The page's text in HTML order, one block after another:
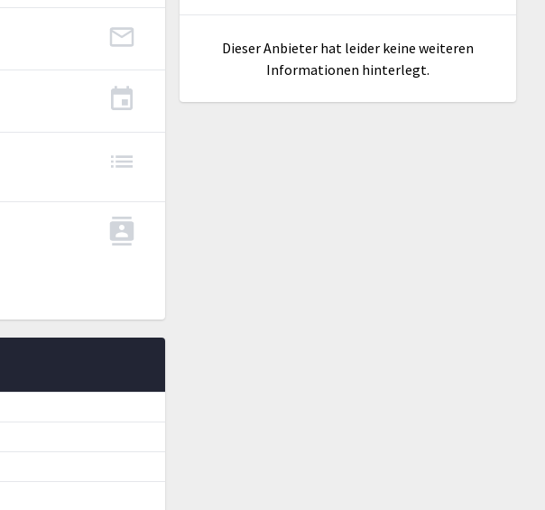
Dieser Anbieter hat leider keine weiteren
Informationen hinterlegt.